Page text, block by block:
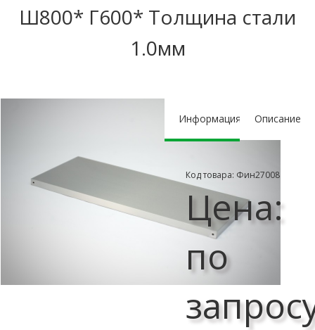
Ш800* Г600* Толщина стали
1.0мм
Информация Описание
Код товара: Фин27008
Цена:
по